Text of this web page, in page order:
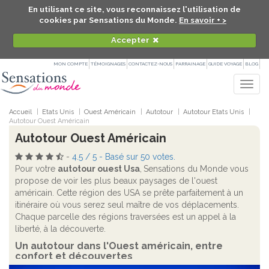
En utilisant ce site, vous reconnaissez l'utilisation de
cookies par Sensations du Monde. En savoir + >
Accepter
MON COMPTE TÉMOIGNAGES CONTACTEZ-NOUS PARRAINAGE GUIDE VOYAGE BLOG
Accueil Etats Unis Ouest Américain Autotour
Autotour Etats Unis
Autotour Ouest Américain
Autotour Ouest Américain
- 4.5 / 5 - Basé sur 50 votes.
Pour votre autotour ouest Usa Sensations du Monde vous
propose de voir les plus beaux paysages de l'ouest
américain. Cette région des USA se prête parfaitement à un
itinéraire où vous serez seul maître de vos déplacements.
Chaque parcelle des régions traversées est un appel à la
liberté, à la découverte.
Un autotour dans l'Ouest américain, entre
confort et découvertes